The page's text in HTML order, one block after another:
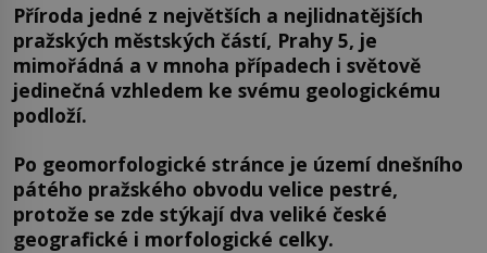
Příroda jedné z největších a nejlidnatějších
pražských městských částí, Prahy 5, je
mimořádná a v mnoha případech i světově
jedinečná vzhledem ke svému geologickému
podloží.
Po geomorfologické stránce je území dnešního
pátého pražského obvodu velice pestré,
protože se zde stýkají dva veliké české
geografické i morfologické celky.